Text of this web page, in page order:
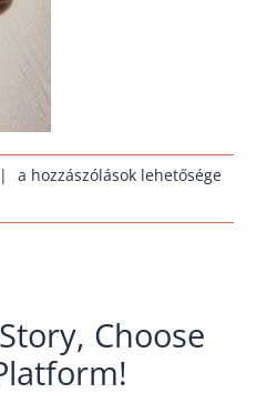
|
huehnernest-
bruteier-
a hozzászólások lehetősége
Choose